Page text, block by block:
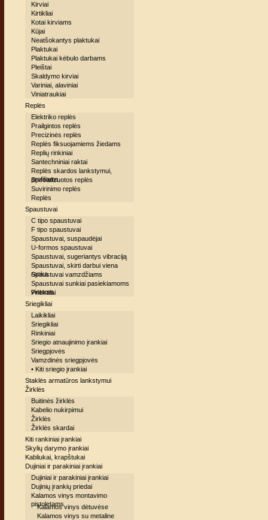
Kirviai
Kirtikliai
Kotai kirviams
Kūjai
Neatšokantys plaktukai
Plaktukai
Plaktukai kėbulo darbams
Pleištai
Skaldymo kirviai
Variniai, alaviniai
Viniatraukiai
Replės
Elektriko replės
Prailgintos replės
Precizinės replės
Replės fiksuojamiems žiedams
Replių rinkiniai
Santechniniai raktai
Replės skardos lankstymui,
profiliams
Specializuotos replės
Suvirinimo replės
Replės
Spaustuvai
C tipo spaustuvai
F tipo spaustuvai
Spaustuvai, suspaudėjai
U-formos spaustuvai
Spaustuvai, sugeriantys vibraciją
Spaustuvai, skirti darbui viena
ranka
Spaustuvai vamzdžiams
Spaustuvai sunkiai pasiekiamoms
vietoms
Priekalai
Sriegikliai
Laikikliai
Sriegikliai
Rinkiniai
Sriegio atnaujinimo įrankiai
Sriegpjovės
Vamzdinės sriegpjovės
• Kiti sriegio įrankiai
Staklės armatūros lankstymui
Žirklės
Buitinės žirklės
Kabelio nukirpimui
Žirklės
Žirklės skardai
Kiti rankiniai įrankiai
Skylių darymo įrankiai
Kabliukai, krapštukai
Dujiniai ir parakiniai įrankiai
Dujiniai ir parakiniai įrankiai
Dujinių įrankių priedai
Kalamos vinys montavimo
pistoletams
Kalamos vinys dėtuvėse
Kalamos vinys su metaline